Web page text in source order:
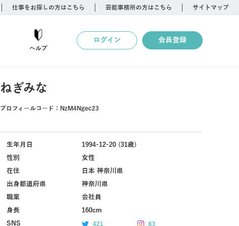
仕事をお探しの方はこちら 芸能事務所の方はこちら サイトマップ
ヘルプ
ログイン 会員登録
ねぎみな
プロフィールコード： NzM4Ngec23
生年月日
1994-12-20 (31歳)
性別
女性
在住
日本 神奈川県
出身都道府県
神奈川県
職業
会社員
身長
160cm
SNS
421 83